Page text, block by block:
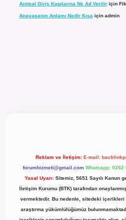
Anıtsal Giriş Kapılarına Ne Ad Veriliriçin
Anayasanın Anlamı Nedir Kısa için admin
Reklam ve İletişim: E-mail:
forumhizmeti@gmail.com Whatsapp: 0262
Yasal Uyarı: Sitemiz, 5651 Sayılı Kanun
İletişim Kurumu (BTK) tarafından
vermektedir. Bu nedenle, sitedeki
araştırma yükümlülüğümüz